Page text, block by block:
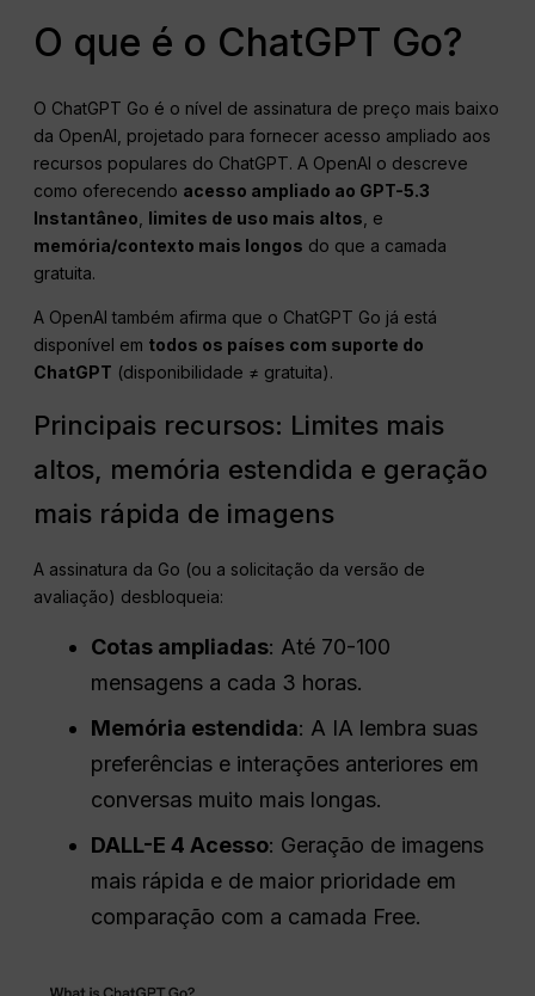
O que é o ChatGPT Go?
O ChatGPT Go é o nível de assinatura de preço mais baixo
da OpenAI, projetado para fornecer acesso ampliado aos
recursos populares do ChatGPT. A OpenAI o descreve
como oferecendo acesso ampliado ao GPT-5.3
Instantâneo limites de uso mais altos , e
memória/contexto mais longos do que a camada
gratuita.
A OpenAI também afirma que o ChatGPT Go já está
disponível em todos os países com suporte do
ChatGPT (disponibilidade ≠ gratuita).
Principais recursos: Limites mais
altos, memória estendida e geração
mais rápida de imagens
A assinatura da Go (ou a solicitação da versão de
avaliação) desbloqueia:
Cotas ampliadas: Até 70-100
mensagens a cada 3 horas.
Memória estendida: A IA lembra suas
preferências e interações anteriores em
conversas muito mais longas.
DALL-E 4 Acesso: Geração de imagens
mais rápida e de maior prioridade em
comparação com a camada Free.